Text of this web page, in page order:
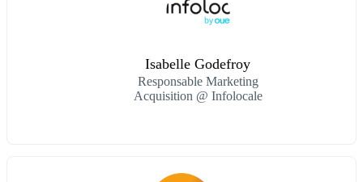
Isabelle Godefroy
Responsable Marketing
Acquisition @ Infolocale